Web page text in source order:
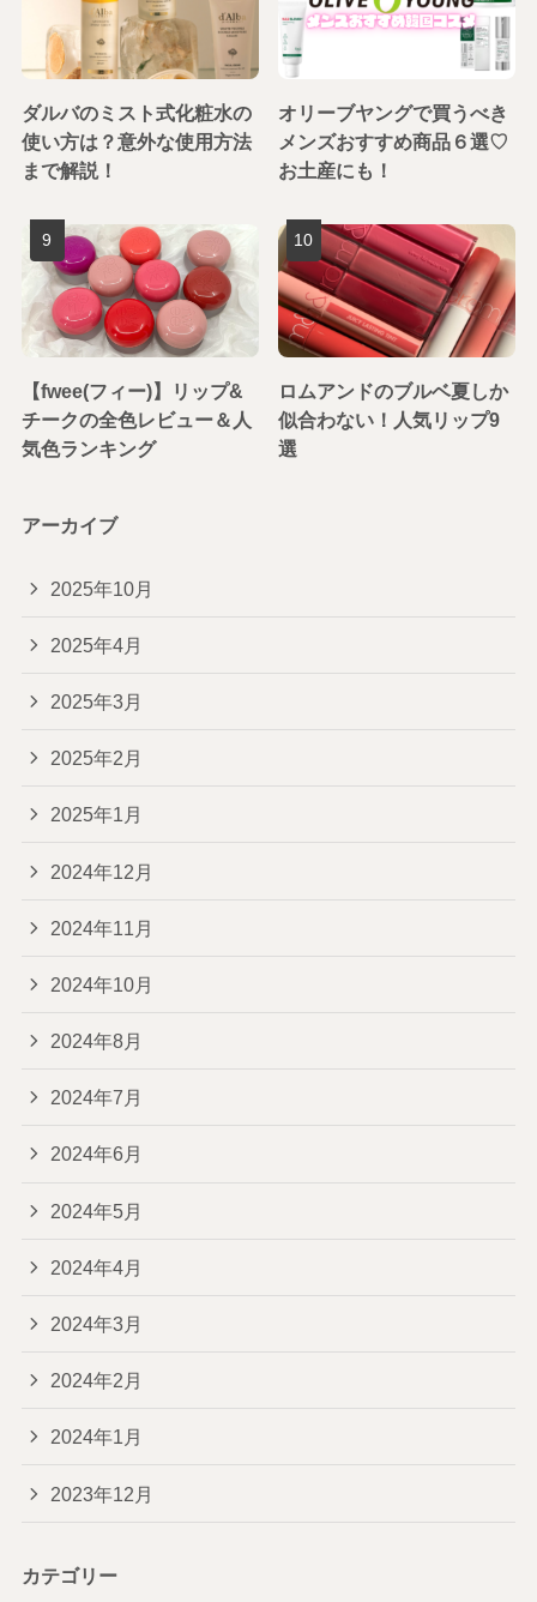
ダルバのミスト式化粧水の
使い方は？意外な使用方法
まで解説！
オリーブヤングで買うべき
メンズおすすめ商品６選♡
お土産にも！
【fwee(フィー)】リップ&
チークの全色レビュー＆人
気色ランキング
ロムアンドのブルベ夏しか
似合わない！人気リップ9
選
アーカイブ
2025年10月
2025年4月
2025年3月
2025年2月
2025年1月
2024年12月
2024年11月
2024年10月
2024年8月
2024年7月
2024年6月
2024年5月
2024年4月
2024年3月
2024年2月
2024年1月
2023年12月
カテゴリー